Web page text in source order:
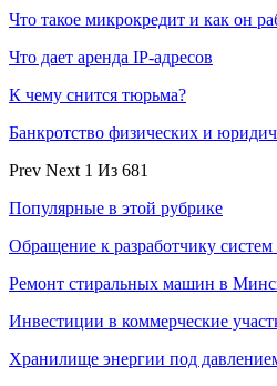
Что такое микрокредит и как он
Что дает аренда IP-адресов
К чему снится тюрьма?
Банкротство физических и
Prev Next 1 Из 681
Популярные в этой рубрике
Обращение к разработчику систем
Ремонт стиральных машин в
Инвестиции в коммерческие
Хранилище энергии под